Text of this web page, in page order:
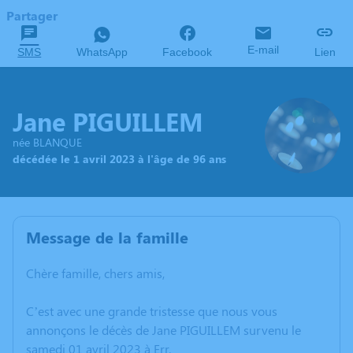
Partager
SMS WhatsApp Facebook E-mail Lien
Jane PIGUILLEM
née BLANQUE
décédée le 1 avril 2023 à l'âge de 96 ans
Message de la famille
Chère famille, chers amis,
C’est avec une grande tristesse que nous vous
annonçons le décès de Jane PIGUILLEM survenu le
samedi 01 avril 2023 à Err.